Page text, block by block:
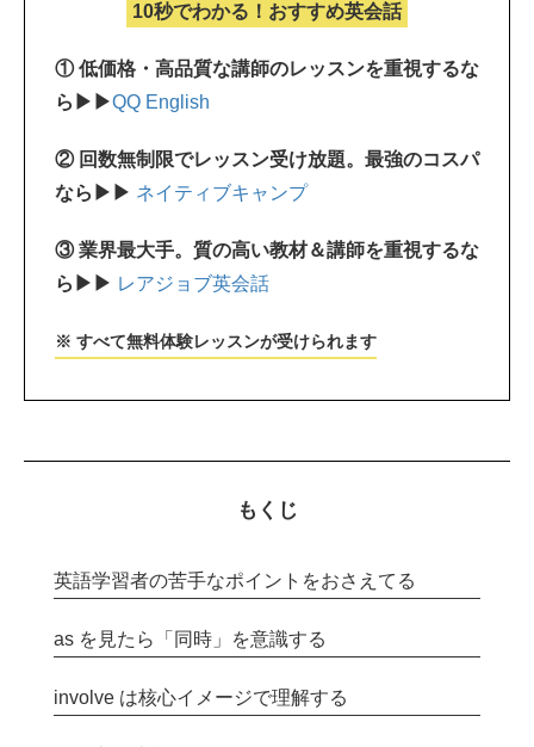
10秒でわかる！おすすめ英会話
① 低価格・高品質な講師のレッスンを重視するな
ら▶▶QQ English
② 回数無制限でレッスン受け放題。最強のコスパ
なら▶▶ ネイティブキャンプ
③ 業界最大手。質の高い教材＆講師を重視するな
ら▶▶ レアジョブ英会話
※ すべて無料体験レッスンが受けられます
もくじ
英語学習者の苦手なポイントをおさえてる
as を見たら「同時」を意識する
involve は核心イメージで理解する